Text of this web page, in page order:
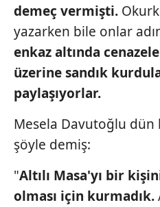
demeç vermişti.
yazarken bile onlar
enkaz altında
üzerine sandık
paylaşıyorlar.
Mesela Davutoğlu dün
şöyle demiş:
"Altılı Masa'yı bir
olması için kurmadık.